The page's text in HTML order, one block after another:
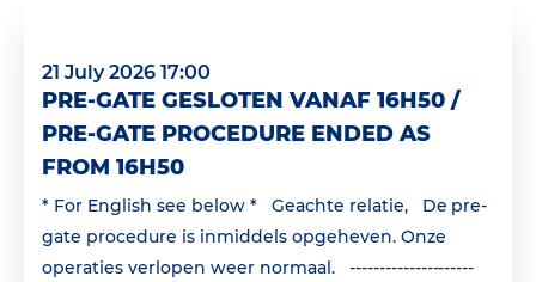
21 July 2026 17:00
PRE-GATE GESLOTEN VANAF 16H50 /
PRE-GATE PROCEDURE ENDED AS
FROM 16H50
* For English see below * Geachte relatie, De pre-
gate procedure is inmiddels opgeheven. Onze
operaties verlopen weer normaal. ---------------------